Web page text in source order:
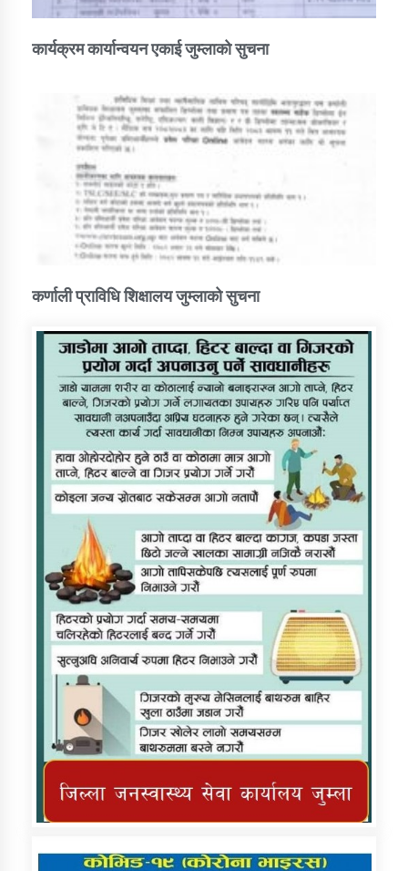
कार्यक्रम कार्यान्वयन एकाई जुम्लाको सुचना
कर्णाली प्राविधि शिक्षालय जुम्लाको सुचना